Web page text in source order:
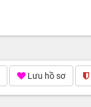
Lưu hồ sơ